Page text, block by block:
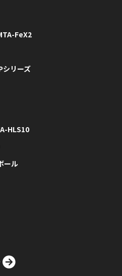
FeX2
シリーズ
HLS10
ール